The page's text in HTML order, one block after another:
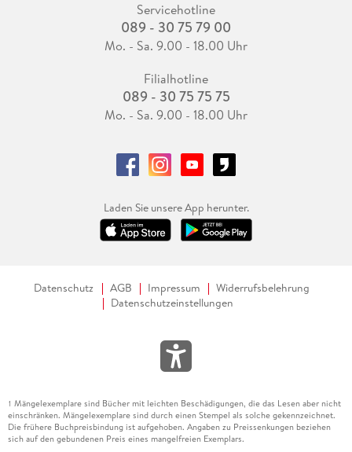
Servicehotline
089 - 30 75 79 00
Mo. - Sa. 9.00 - 18.00 Uhr
Filialhotline
089 - 30 75 75 75
Mo. - Sa. 9.00 - 18.00 Uhr
Laden Sie unsere App herunter.
Datenschutz AGB Impressum
Widerrufsbelehrung
Datenschutzeinstellungen
1 Mängelexemplare sind Bücher mit leichten Beschädigungen, die das Lesen aber nicht
einschränken. Mängelexemplare sind durch einen Stempel als solche gekennzeichnet.
Die frühere Buchpreisbindung ist aufgehoben. Angaben zu Preissenkungen beziehen
sich auf den gebundenen Preis eines mangelfreien Exemplars.